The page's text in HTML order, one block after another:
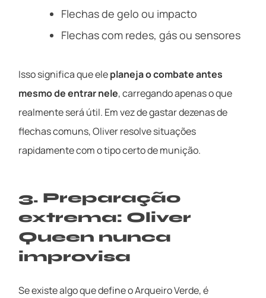
Flechas de gelo ou impacto
Flechas com redes, gás ou sensores
Isso significa que eleplaneja o combate antes
mesmo de entrar nele, carregando apenas o que
realmente será útil. Em vez de gastar dezenas de
flechas comuns, Oliver resolve situações
rapidamente com o tipo certo de munição.
3. Preparação
extrema: Oliver
Queen nunca
improvisa
Se existe algo que define o Arqueiro Verde, é